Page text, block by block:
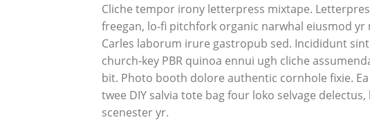
Cliche tempor irony letterpress mixtape.
freegan, lo-fi pitchfork organic narwhal eiusmod yr
Carles laborum irure gastropub sed. Incididunt
church-key PBR quinoa ennui ugh cliche
bit. Photo booth dolore authentic cornhole fixie.
twee DIY salvia tote bag four loko selvage
scenester yr.